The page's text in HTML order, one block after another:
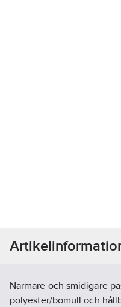
Närmare och smidigare
polyester/bomull och